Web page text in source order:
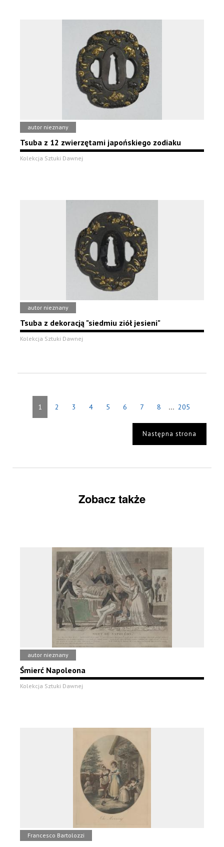
autor nieznany
Tsuba z 12 zwierzętami japońskiego zodiaku
Kolekcja Sztuki Dawnej
autor nieznany
Tsuba z dekoracją "siedmiu ziół jesieni"
Kolekcja Sztuki Dawnej
1 2 3 4 5 6 7 8 ... 205
Następna strona
Zobacz także
autor nieznany
Śmierć Napoleona
Kolekcja Sztuki Dawnej
Francesco Bartolozzi